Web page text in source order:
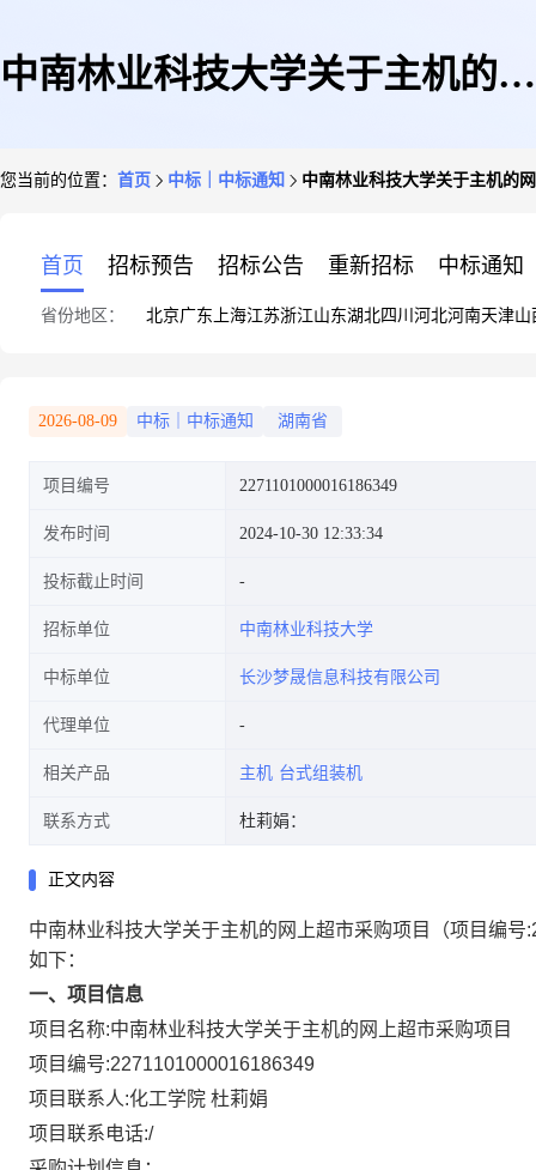
中南林业科技大学关于主机的网
您当前的位置： 首页 中标｜中标通知 中南林业科技大学关于主机的
首页 招标预告 招标公告 重新招标 中标通知
省份地区： 北京广东 上海江苏浙江山东湖北四川 河北河南天津山
2026-08-09 中标｜中标通知 湖南省
项目编号 2271101000016186349
发布时间 2024-10-30 12:33:34
投标截止时间
招标单位 中南林业科技大学
中标单位 长沙梦晟信息科技有限公司
代理单位
相关产品 主机 台式组装机
联系方式 杜莉娟：
正文内容
中南林业科技大学关于主机的网上超市采购项目 （项目编号:
如下：
一、项目信息
项目名称:中南林业科技大学关于主机的网上超市采购项目
项目编号:2271101000016186349
项目联系人:化工学院 杜莉娟
项目联系电话:/